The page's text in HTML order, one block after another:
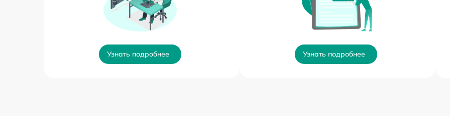
Узнать подробнее Узнать подробнее